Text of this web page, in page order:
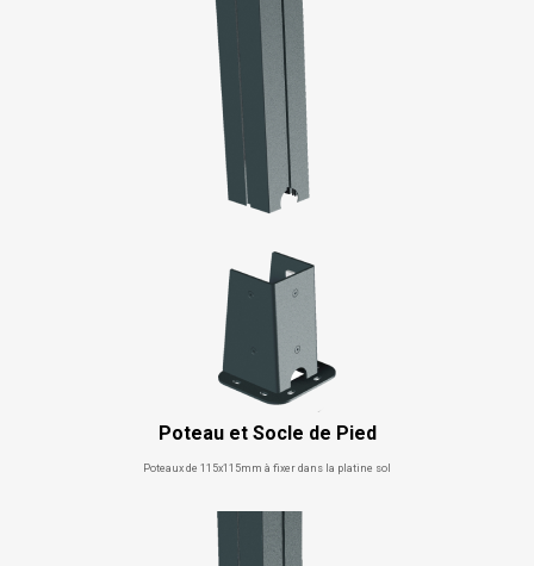
Poteau et Socle de Pied
Poteaux de 115x115mm à fixer dans la platine sol